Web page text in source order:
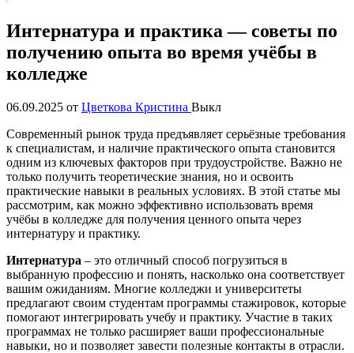
Интернатура и практика — советы по
получению опыта во время учёбы в
колледже
06.09.2025 от Цветкова Кристина Выкл
Современный рынок труда предъявляет серьёзные требования
к специалистам, и наличие практического опыта становится
одним из ключевых факторов при трудоустройстве. Важно не
только получить теоретические знания, но и освоить
практические навыки в реальных условиях. В этой статье мы
рассмотрим, как можно эффективно использовать время
учёбы в колледже для получения ценного опыта через
интернатуру и практику.
Интернатура – это отличный способ погрузиться в
выбранную профессию и понять, насколько она соответствует
вашим ожиданиям. Многие колледжи и университеты
предлагают своим студентам программы стажировок, которые
помогают интегрировать учебу и практику. Участие в таких
программах не только расширяет ваши профессиональные
навыки, но и позволяет завести полезные контакты в отрасли.